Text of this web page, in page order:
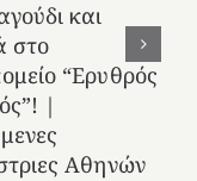
και
στο
“Ερυθρός
|
Αθηνών